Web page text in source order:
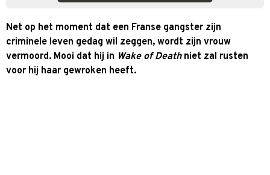
Net op het moment dat een Franse gangster zijn
criminele leven gedag wil zeggen, wordt zijn vrouw
vermoord. Mooi dat hij in Wake of Death niet zal rusten
voor hij haar gewroken heeft.